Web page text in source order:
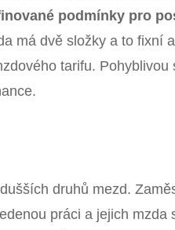
podmínky pro
má dvě složky a to fixní
tarifu.
druhů mezd.
práci a jejich